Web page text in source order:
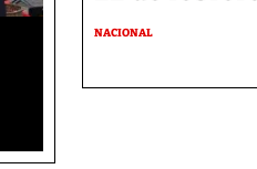
NACIONAL